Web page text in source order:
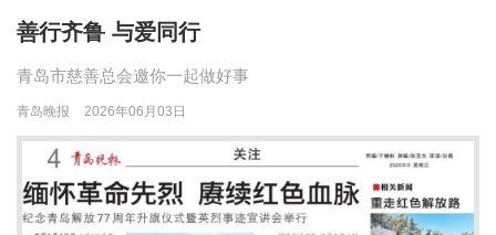
善行齐鲁 与爱同行
青岛市慈善总会邀你一起做好事
青岛晚报 2026年06月03日